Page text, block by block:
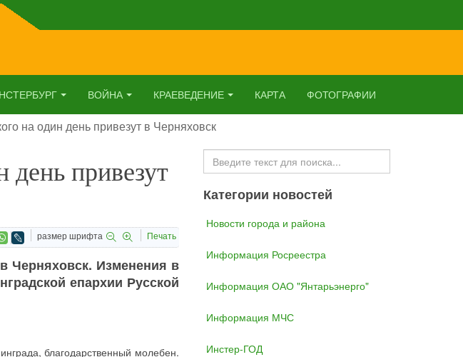
ВОЙНА КРАЕВЕДЕНИЕ КАРТА ФОТОГРАФИИ
на один день привезут в Черняховск
привезут
размер шрифта Печать
Черняховск. Изменения в
епархии Русской
благодарственный молебен.
Искать...
Категории новостей
Новости города и района
Информация Росреестра
Информация ОАО "Янтарьэнерго"
Информация МЧС
Инстер-ГОД